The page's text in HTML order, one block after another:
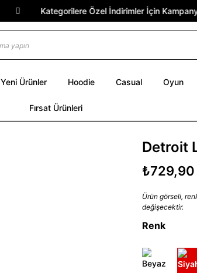
Kategorilere Özel İndirimler İçin
Yeni Ürünler Hoodie Casual Oyun
Fırsat Ürünleri
Detroit
₺729,90
Ürün görseli,
değişecektir.
Renk